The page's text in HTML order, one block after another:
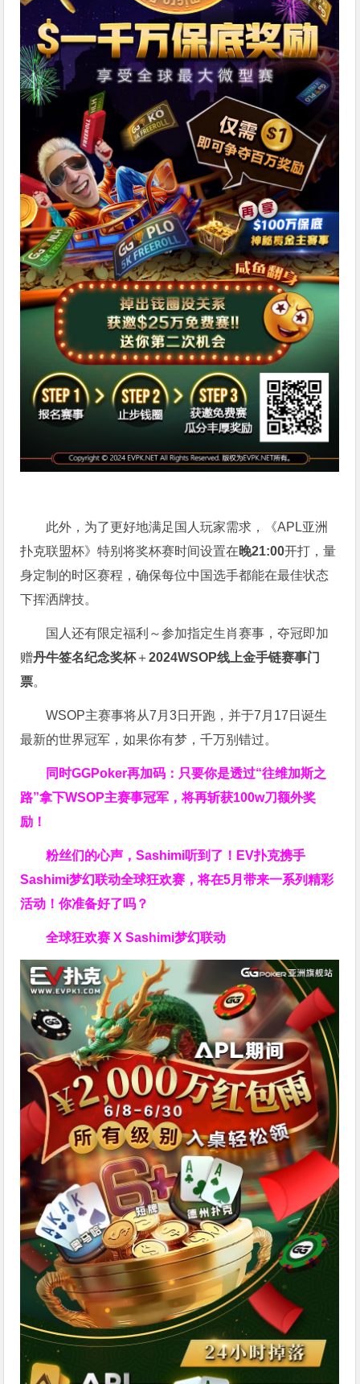
此外，为了更好地满足国人玩家需求，《APL亚洲
扑克联盟杯》特别将奖杯赛时间设置在晚21:00开打，量
身定制的时区赛程，确保每位中国选手都能在最佳状态
下挥洒牌技。
国人还有限定福利～参加指定生肖赛事，夺冠即加
赠丹牛签名纪念奖杯＋2024WSOP线上金手链赛事门
票。
WSOP主赛事将从7月3日开跑，并于7月17日诞生
最新的世界冠军，如果你有梦，千万别错过。
同时GGPoker再加码：只要你是透过“往维加斯之
路”拿下WSOP主赛事冠军，将再斩获100w刀额外奖
励！
粉丝们的心声，Sashimi听到了！EV扑克携手
Sashimi梦幻联动全球狂欢赛，将在5月带来一系列精彩
活动！你准备好了吗？
全球狂欢赛 X Sashimi梦幻联动